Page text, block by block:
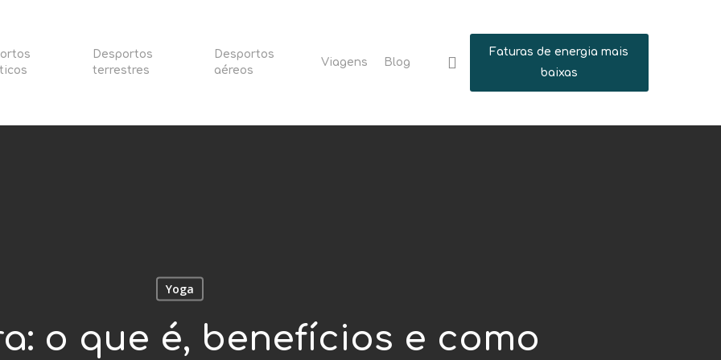
Desportos
terrestres
Desportos
aéreos
Viagens Blog searchFaturas de energia mais
baixas
Yoga
o que é, benefícios e como